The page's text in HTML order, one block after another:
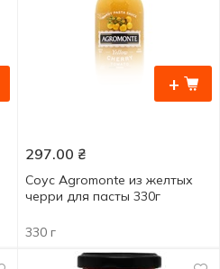
+
297.00 ₴
Соус Agromonte из желтых
черри для пасты 330г
330 г